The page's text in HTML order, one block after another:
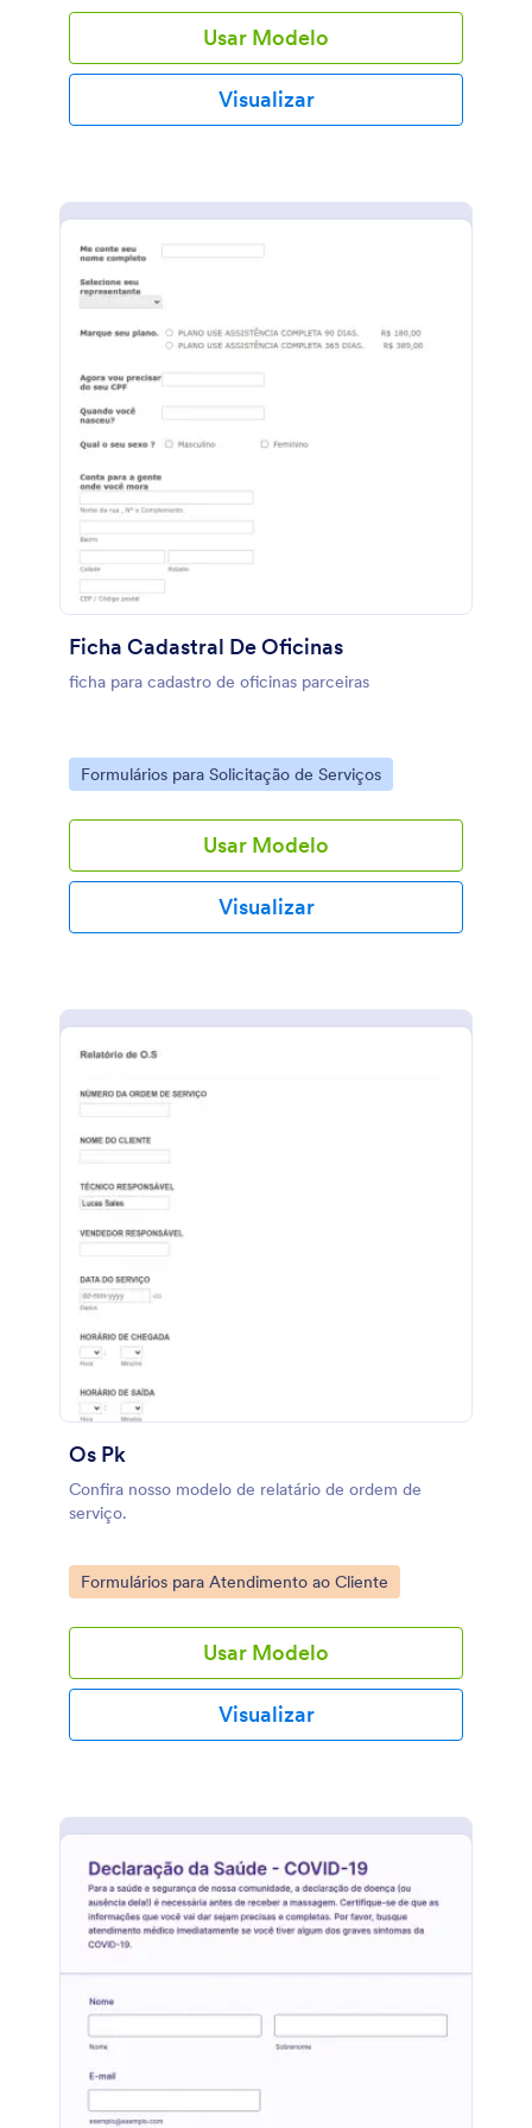
Usar Modelo
Visualizar
Ficha Cadastral De Oficinas
ficha para cadastro de oficinas parceiras
Go to Category:
Formulários para Solicitação de Serviços
Usar Modelo
Visualizar
Os Pk
Confira nosso modelo de relatário de ordem de
serviço.
Go to Category:
Formulários para Atendimento ao Cliente
Usar Modelo
Visualizar